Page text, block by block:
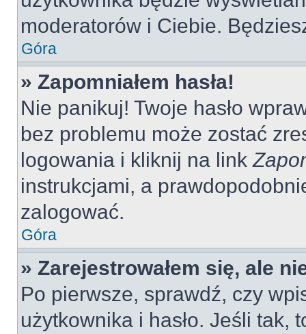
moderatorów i Ciebie.
Góra
» Zapomniałem hasła!
Nie panikuj! Twoje hasło
bez problemu może zostać
logowania i kliknij na link
instrukcjami, a
zalogować.
Góra
» Zarejestrowałem się, ale
Po pierwsze, sprawdź, czy
użytkownika i hasło. Jeśli tak,